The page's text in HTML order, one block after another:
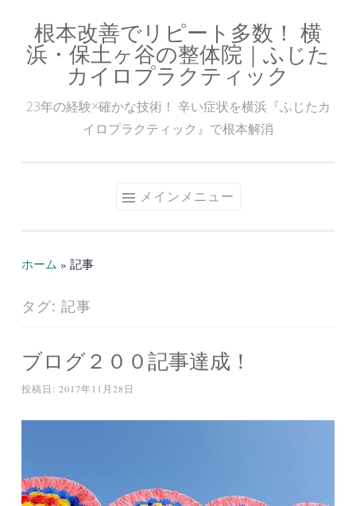
ン
根本改善でリピート多数！ 横
浜・保土ヶ谷の整体院｜ふじた
カイロプラクティック
23年の経験×確かな技術！ 辛い症状を横浜『ふじたカ
イロプラクティック』で根本解消
メインメニュー
ホーム » 記事
タグ: 記事
ブログ２００記事達成！
投稿日: 2017年11月28日